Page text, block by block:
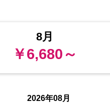
8月
￥6,680～
2026年08月